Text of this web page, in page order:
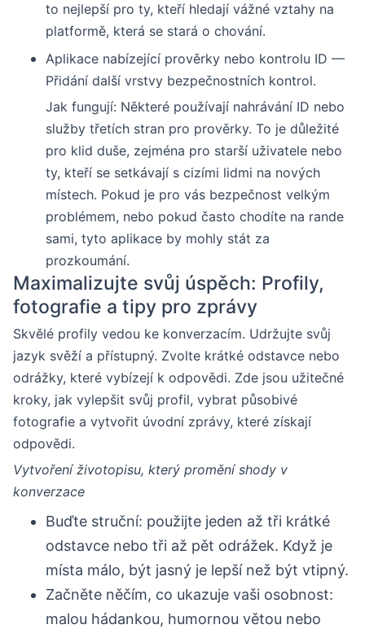
to nejlepší pro ty, kteří hledají vážné vztahy na
platformě, která se stará o chování.
Aplikace nabízející prověrky nebo kontrolu ID —
Přidání další vrstvy bezpečnostních kontrol.
Jak fungují: Některé používají nahrávání ID nebo
služby třetích stran pro prověrky. To je důležité
pro klid duše, zejména pro starší uživatele nebo
ty, kteří se setkávají s cizími lidmi na nových
místech. Pokud je pro vás bezpečnost velkým
problémem, nebo pokud často chodíte na rande
sami, tyto aplikace by mohly stát za
prozkoumání.
Maximalizujte svůj úspěch: Profily,
fotografie a tipy pro zprávy
Skvělé profily vedou ke konverzacím. Udržujte svůj
jazyk svěží a přístupný. Zvolte krátké odstavce nebo
odrážky, které vybízejí k odpovědi. Zde jsou užitečné
kroky, jak vylepšit svůj profil, vybrat působivé
fotografie a vytvořit úvodní zprávy, které získají
odpovědi.
Vytvoření životopisu, který promění shody v
konverzace
Buďte struční: použijte jeden až tři krátké
odstavce nebo tři až pět odrážek. Když je
místa málo, být jasný je lepší než být vtipný.
Začněte něčím, co ukazuje vaši osobnost:
malou hádankou, humornou větou nebo